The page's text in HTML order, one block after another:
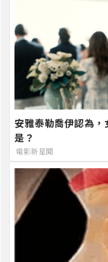
安雅泰勒喬伊認為
是？
電影新星聞